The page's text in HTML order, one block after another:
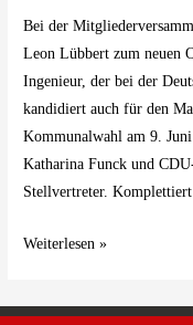
Bei der
Leon Lübbert zum neuen
Ingenieur, der bei der
kandidiert auch für den
Kommunalwahl am 9.
Katharina Funck und
Stellvertreter.
Weiterlesen »